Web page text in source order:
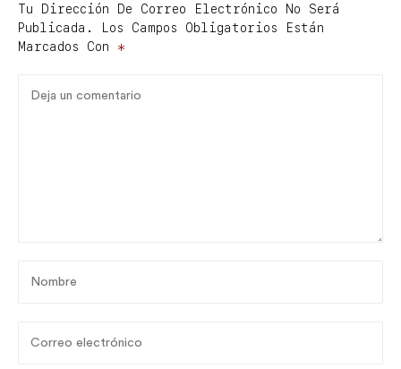
Tu Dirección De Correo Electrónico No Será
Publicada.
Los Campos Obligatorios Están
Marcados Con *